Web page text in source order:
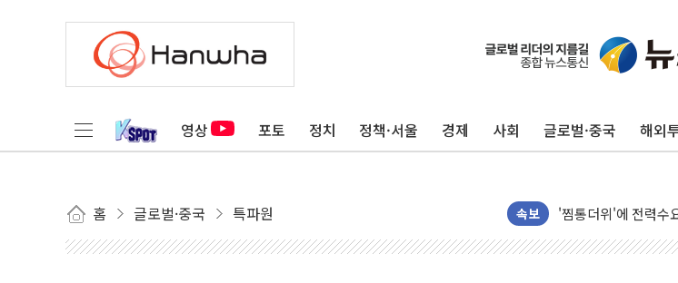
영상 포토 정치 정책·서울 경제 사회 글로벌·중국 해외
홈 글로벌·중국 특파원 속보
신길동 신축도 3.3㎡
용산공원·그린벨
[코인시황] 비트코인
[베트남 증시] 유동성
후티 반군, 예멘 정부
42.5도 역대급 폭염